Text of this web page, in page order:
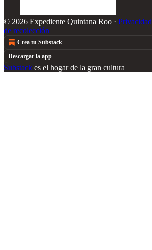
© 2026 Expediente Quintana Roo · Privacidad
de recolección
Crea tu Substack
Descargar la app
Substack es el hogar de la gran cultura